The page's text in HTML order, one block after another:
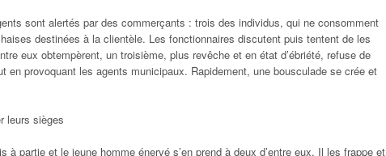
sont alertés par des commerçants : trois des individus, qui ne consomment
destinées à la clientèle. Les fonctionnaires discutent puis tentent de les
eux obtempèrent, un troisième, plus revêche et en état d’ébriété, refuse de
en provoquant les agents municipaux. Rapidement, une bousculade se crée et
leurs sièges
à partie et le jeune homme énervé s’en prend à deux d’entre eux. Il les frappe et